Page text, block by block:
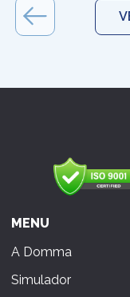
MENU
A Domma
Simulador